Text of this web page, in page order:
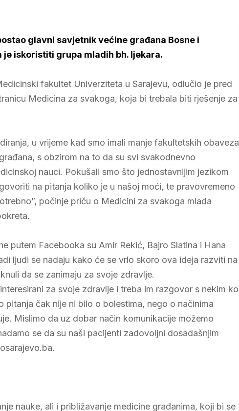
glavni savjetnik većine građana Bosne i
iskoristiti grupa mladih bh. ljekara.
fakultet Univerziteta u Sarajevu, odlučio je pred
Medicina za svakoga, koja bi trebala biti rješenje za
u vrijeme kad smo imali manje fakultetskih obaveza
s obzirom na to da su svi svakodnevno
nauci. Pokušali smo što jednostavnijim jezikom
na pitanja koliko je u našoj moći, te pravovremeno
počinje priču o Medicini za svakoga mlada
putem Facebooka su Amir Rekić, Bajro Slatina i Hana
ljudi se nadaju kako će se vrlo skoro ova ideja razviti na
da se zanimaju za svoje zdravlje.
za svoje zdravlje i treba im razgovor s nekim ko
pitanja čak nije ni bilo o bolestima, nego o načinima
Mislimo da uz dobar način komunikacije možemo
se da su naši pacijenti zadovoljni dosadašnjim
nauke, ali i približavanje medicine građanima, koji bi se